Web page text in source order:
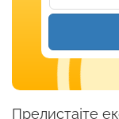
Прелистајте